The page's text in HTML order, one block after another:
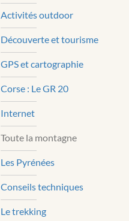
Activités outdoor
Découverte et tourisme
GPS et cartographie
Corse : Le GR 20
Internet
Toute la montagne
Les Pyrénées
Conseils techniques
Le trekking